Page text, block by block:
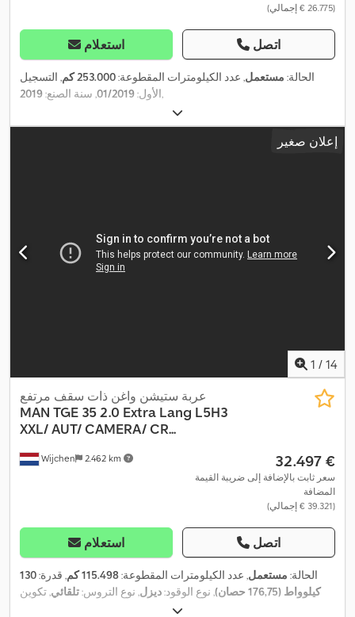
(‏26.775 € إجمالي)
استعلام اتصل
الحالة: مستعمل, عدد الكيلومترات المقطوعة:253.000 كم
, التسجيل
الأول:01/2019, سنة الصنع:2019 ,
إعلان صغير
1 / 14
Wijchen 2.462 km
عربة ستيشن واغن ذات سقف مرتفع
MAN TGE 35 2.0 Extra Lang L5H3
XXL/ AUT/ CAMERA/ CR...
‏32.497 €
سعر ثابت بالإضافة إلى ضريبة القيمة
المضافة
(‏39.321 € إجمالي)
استعلام اتصل
الحالة: مستعمل, عدد الكيلومترات المقطوعة:115.498 كم , قدرة:130
كيلوواط (176,75 حصان)
, نوع الوقود:ديزل, نوع التروس:تلقائي, تكوين
, التسجيل الأول: